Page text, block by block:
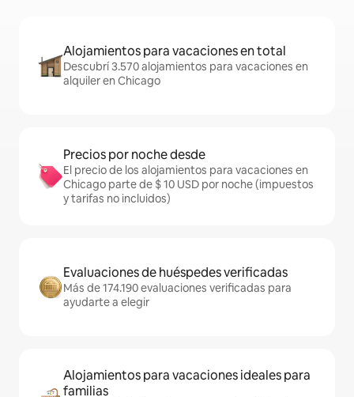
Alojamientos para vacaciones en total
Descubrí 3.570 alojamientos para vacaciones en
alquiler en Chicago
Precios por noche desde
El precio de los alojamientos para vacaciones en
Chicago parte de $ 10 USD por noche (impuestos
y tarifas no incluidos)
Evaluaciones de huéspedes verificadas
Más de 174.190 evaluaciones verificadas para
ayudarte a elegir
Alojamientos para vacaciones ideales para
familias